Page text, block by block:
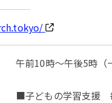
午前10時～午後5時（
■子どもの学習支援